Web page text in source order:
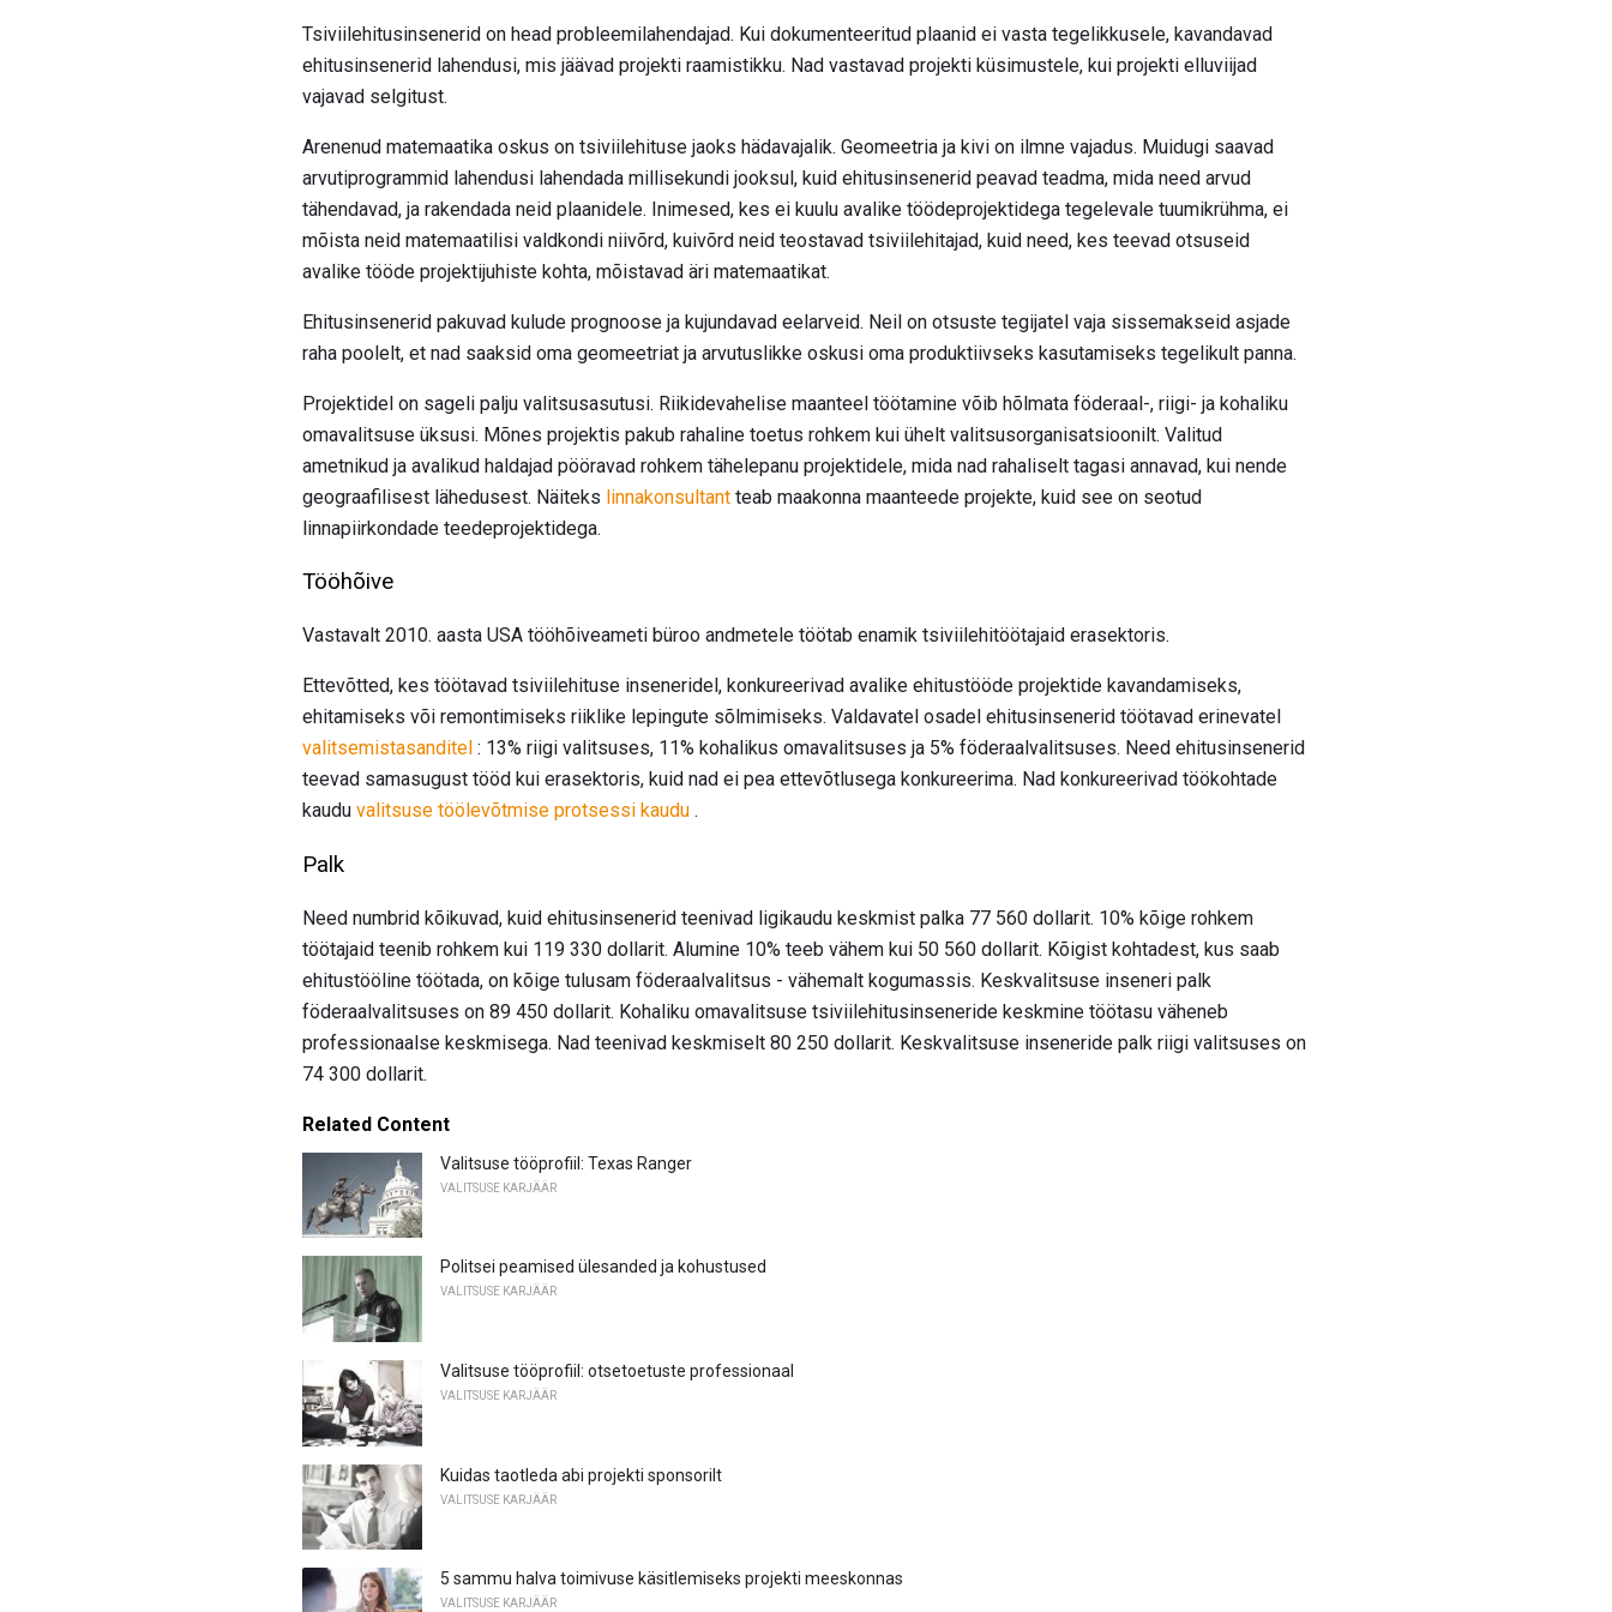
Tsiviilehitusinsenerid on head probleemilahendajad. Kui dokumenteeritud plaanid ei vasta tegelikkusele, kavandavad
ehitusinsenerid lahendusi, mis jäävad projekti raamistikku. Nad vastavad projekti küsimustele, kui projekti elluviijad
vajavad selgitust.
Arenenud matemaatika oskus on tsiviilehituse jaoks hädavajalik. Geomeetria ja kivi on ilmne vajadus. Muidugi saavad
arvutiprogrammid lahendusi lahendada millisekundi jooksul, kuid ehitusinsenerid peavad teadma, mida need arvud
tähendavad, ja rakendada neid plaanidele. Inimesed, kes ei kuulu avalike töödeprojektidega tegelevale tuumikrühma, ei
mõista neid matemaatilisi valdkondi niivõrd, kuivõrd neid teostavad tsiviilehitajad, kuid need, kes teevad otsuseid
avalike tööde projektijuhiste kohta, mõistavad äri matemaatikat.
Ehitusinsenerid pakuvad kulude prognoose ja kujundavad eelarveid. Neil on otsuste tegijatel vaja sissemakseid asjade
raha poolelt, et nad saaksid oma geomeetriat ja arvutuslikke oskusi oma produktiivseks kasutamiseks tegelikult panna.
Projektidel on sageli palju valitsusasutusi. Riikidevahelise maanteel töötamine võib hõlmata föderaal-, riigi- ja kohaliku
omavalitsuse üksusi. Mõnes projektis pakub rahaline toetus rohkem kui ühelt valitsusorganisatsioonilt. Valitud
ametnikud ja avalikud haldajad pööravad rohkem tähelepanu projektidele, mida nad rahaliselt tagasi annavad, kui nende
geograafilisest lähedusest. Näiteks linnakonsultant teab maakonna maanteede projekte, kuid see on seotud
linnapiirkondade teedeprojektidega.
Tööhõive
Vastavalt 2010. aasta USA tööhõiveameti büroo andmetele töötab enamik tsiviilehitöötajaid erasektoris.
Ettevõtted, kes töötavad tsiviilehituse inseneridel, konkureerivad avalike ehitustööde projektide kavandamiseks,
ehitamiseks või remontimiseks riiklike lepingute sõlmimiseks. Valdavatel osadel ehitusinsenerid töötavad erinevatel
valitsemistasanditel : 13% riigi valitsuses, 11% kohalikus omavalitsuses ja 5% föderaalvalitsuses. Need ehitusinsenerid
teevad samasugust tööd kui erasektoris, kuid nad ei pea ettevõtlusega konkureerima. Nad konkureerivad töökohtade
kaudu valitsuse töölevõtmise protsessi kaudu .
Palk
Need numbrid kõikuvad, kuid ehitusinsenerid teenivad ligikaudu keskmist palka 77 560 dollarit. 10% kõige rohkem
töötajaid teenib rohkem kui 119 330 dollarit. Alumine 10% teeb vähem kui 50 560 dollarit. Kõigist kohtadest, kus saab
ehitustööline töötada, on kõige tulusam föderaalvalitsus - vähemalt kogumassis. Keskvalitsuse inseneri palk
föderaalvalitsuses on 89 450 dollarit. Kohaliku omavalitsuse tsiviilehitusinseneride keskmine töötasu väheneb
professionaalse keskmisega. Nad teenivad keskmiselt 80 250 dollarit. Keskvalitsuse inseneride palk riigi valitsuses on
74 300 dollarit.
Related Content
Valitsuse tööprofiil: Texas Ranger
VALITSUSE KARJÄÄR
Politsei peamised ülesanded ja kohustused
VALITSUSE KARJÄÄR
Valitsuse tööprofiil: otsetoetuste professionaal
VALITSUSE KARJÄÄR
Kuidas taotleda abi projekti sponsorilt
VALITSUSE KARJÄÄR
5 sammu halva toimivuse käsitlemiseks projekti meeskonnas
VALITSUSE KARJÄÄR